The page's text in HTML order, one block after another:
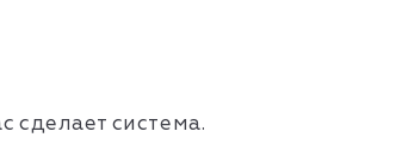
сделает система.